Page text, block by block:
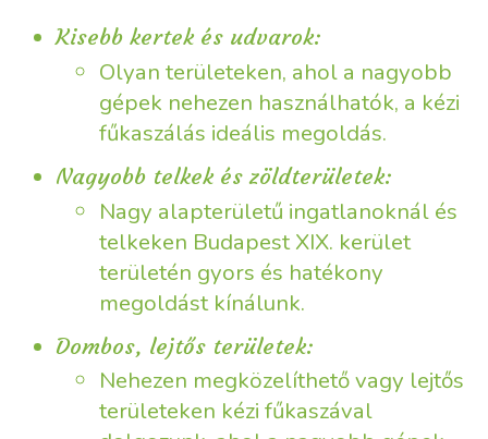
Kisebb kertek és udvarok:
Olyan területeken, ahol a nagyobb
gépek nehezen használhatók, a kézi
fűkaszálás ideális megoldás.
Nagyobb telkek és zöldterületek:
Nagy alapterületű ingatlanoknál és
telkeken Budapest XIX. kerület
területén gyors és hatékony
megoldást kínálunk.
Dombos, lejtős területek:
Nehezen megközelíthető vagy lejtős
területeken kézi fűkaszával